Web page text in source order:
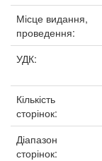
Місце видання,
проведення:
УДК:
Кількість
сторінок:
Діапазон
сторінок: